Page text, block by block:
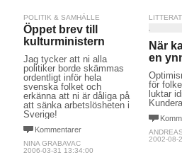
POLITIK & SAMHÄLLE
Öppet brev till
kulturministern
Jag tycker att ni alla
politiker borde skämmas
ordentligt inför hela
svenska folket och
erkänna att ni är dåliga på
att sänka arbetslösheten i
Sverige!
Kommentarer
NINA GRABAVAC
2006-03-31 13:34:00
När
en
för
luktar
2002-08-